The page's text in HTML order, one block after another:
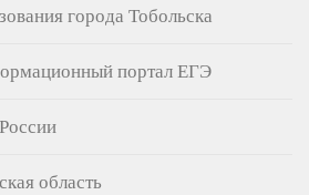
города Тобольска
портал ЕГЭ
область